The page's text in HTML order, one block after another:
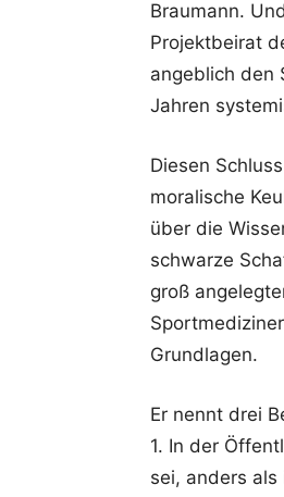
Braumann.
Projektbeirat
angeblich den
Jahren
Diesen
moralische
über die
schwarze
groß
Grundlagen.
Er nennt drei
1. In der
sei, anders